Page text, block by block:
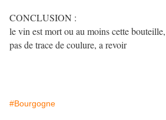
CONCLUSION :
le vin est mort ou au moins cette
pas de trace de coulure, a revoir
#Bourgogne